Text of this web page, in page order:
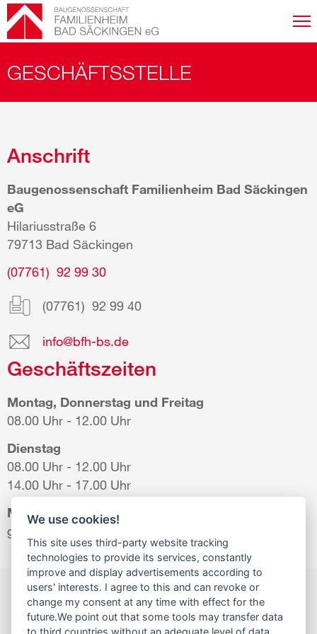
direkt
Inhalt
GESCHÄFTSSTELLE
Anschrift
Baugenossenschaft Familienheim Bad Säckingen
eG
Hilariusstraße 6
79713 Bad Säckingen
(07761) 92 99 30
(07761) 92 99 40
info@bfh-bs.de
Geschäftszeiten
Montag, Donnerstag und Freitag
08.00 Uhr - 12.00 Uhr
Dienstag
08.00 Uhr - 12.00 Uhr
14.00 Uhr - 17.00 Uhr
Mittwoch
ganztags geschlossen
NACH OBEN SEITE DRUCKEN
We use cookies!
This site uses third-party website tracking
technologies to provide its services, constantly
improve and display advertisements according to
users' interests. I agree to this and can revoke or
change my consent at any time with effect for the
future.We point out that some tools may transfer data